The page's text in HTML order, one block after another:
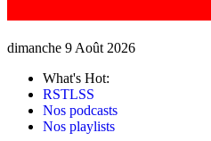
dimanche 9 Août 2026
What's Hot:
RSTLSS
Nos podcasts
Nos playlists